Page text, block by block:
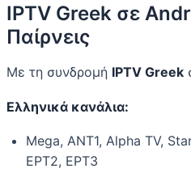
IPTV Greek σε
Παίρνεις
Με τη συνδρομή IPTV Greek
Ελληνικά κανάλια:
Mega, ANT1, Alpha TV,
ΕΡΤ2, ΕΡΤ3